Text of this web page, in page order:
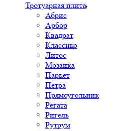
Тротуарная плита
Абрис
Арбор
Квадрат
Классико
Литос
Мозаика
Паркет
Петра
Прямоугольник
Регата
Ригель
Рутрум